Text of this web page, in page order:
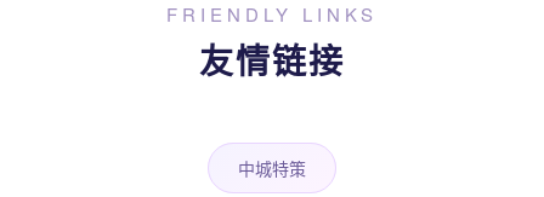
FRIENDLY LINKS
友情链接
中城特策